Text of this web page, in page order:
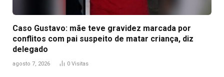
Caso Gustavo: mãe teve gravidez marcada por
conflitos com pai suspeito de matar criança, diz
delegado
agosto 7, 2026 0 Visitas